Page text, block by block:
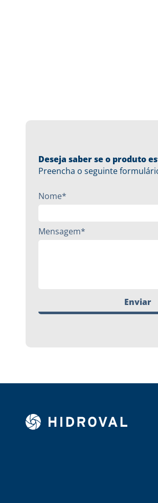
Deseja saber se o produto
Preencha o seguinte
Nome*
Mensagem*
Enviar